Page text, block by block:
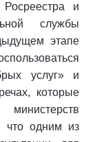
Росреестра и
службы
этапе
услуг» и
которые
что одним из